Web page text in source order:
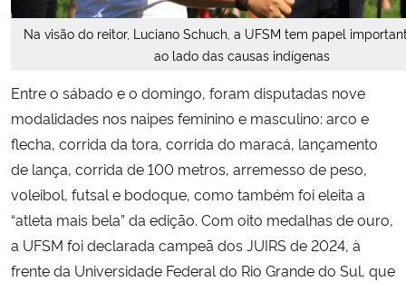
Na visão do reitor, Luciano Schuch, a UFSM tem papel
ao lado das causas indígenas
Entre o sábado e o domingo, foram disputadas nove
modalidades nos naipes feminino e masculino: arco e
flecha, corrida da tora, corrida do maracá, lançamento
de lança, corrida de 100 metros, arremesso de peso,
voleibol, futsal e bodoque, como também foi eleita a
“atleta mais bela” da edição. Com oito medalhas de ouro,
a UFSM foi declarada campeã dos JUIRS de 2024, à
frente da Universidade Federal do Rio Grande do Sul, que